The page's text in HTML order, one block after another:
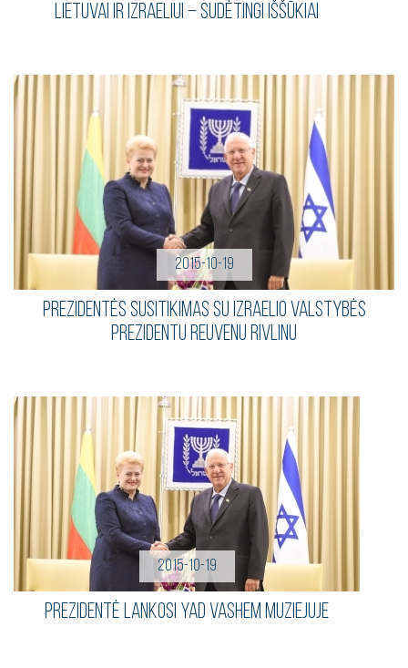
Lietuvai ir Izraeliui – sudėtingi iššūkiai
2015-10-19
Prezidentės susitikimas su Izraelio Valstybės
Prezidentu Reuvenu Rivlinu
2015-10-19
Prezidentė lankosi Yad Vashem muziejuje